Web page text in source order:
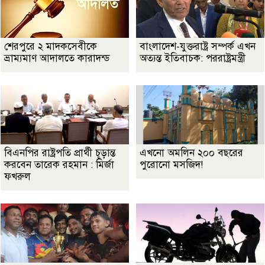
শেরপুরে ২ মাদকসেবীকে
ভ্রাম্যমাণ আদালতে কারাদন্ড
বাংলাদেশ-যুক্তরাষ্ট্র সম্পর্ক এখন
অত্যন্ত ইতিবাচক: পররাষ্ট্রমন্ত্রী
বিএনপির রাষ্ট্রপতি প্রার্থী চূড়ান্ত
করবেন তারেক রহমান : মির্জা
ফখরুল
এখনো অমলিন ২০০ বছরের
পুরোনো মসজিদ!